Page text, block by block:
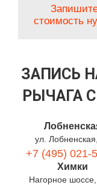
стоимость
ЗАПИСЬ
РЫЧАГА
ул.
+7 (495) 021-
Химки
Нагорное шоссе,